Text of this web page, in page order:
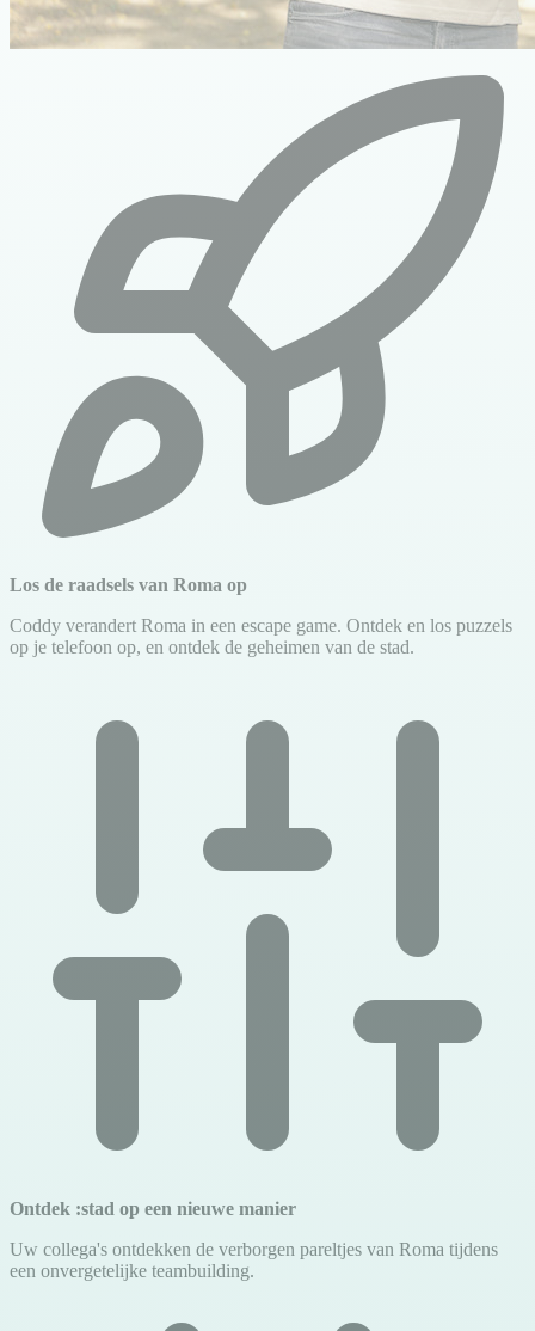
Los de raadsels van Roma op
Coddy verandert Roma in een escape game. Ontdek en los puzzels
op je telefoon op, en ontdek de geheimen van de stad.
Ontdek :stad op een nieuwe manier
Uw collega's ontdekken de verborgen pareltjes van Roma tijdens
een onvergetelijke teambuilding.